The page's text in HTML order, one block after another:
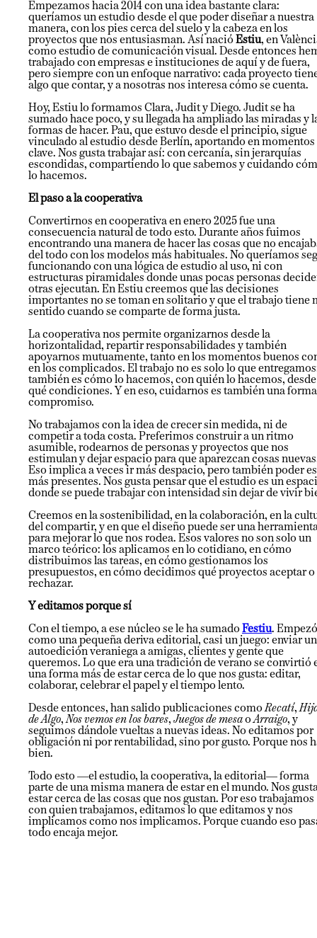
Empezamos hacia 2014 con una idea bastante clara:
queríamos un estudio desde el que poder diseñar a nuestra
manera, con los pies cerca del suelo y la cabeza en los
proyectos que nos entusiasman. Así nacióEstiu, en
como estudio de comunicación visual. Desde entonces
trabajado con empresas e instituciones de aquí y de fuera,
pero siempre con un enfoque narrativo: cada proyecto
algo que contar, y a nosotras nos interesa cómo se cuenta.
Hoy, Estiu lo formamos Clara, Judit y Diego. Judit se ha
sumado hace poco, y su llegada ha ampliado las miradas y
formas de hacer. Pau, que estuvo desde el principio, sigue
vinculado al estudio desde Berlín, aportando en momentos
clave. Nos gusta trabajar así: con cercanía, sin jerarquías
escondidas, compartiendo lo que sabemos y cuidando
lo hacemos.
El paso a la cooperativa
Convertirnos en cooperativa en enero 2025 fue una
consecuencia natural de todo esto. Durante años fuimos
encontrando una manera de hacer las cosas que no
del todo con los modelos más habituales. No queríamos
funcionando con una lógica de estudio al uso, ni con
estructuras piramidales donde unas pocas personas
otras ejecutan. En Estiu creemos que las decisiones
importantes no se toman en solitario y que el trabajo tiene
sentido cuando se comparte de forma justa.
La cooperativa nos permite organizarnos desde la
horizontalidad, repartir responsabilidades y también
apoyarnos mutuamente, tanto en los momentos buenos
en los complicados. El trabajo no es solo lo que
también es cómo lo hacemos, con quién lo hacemos, desde
qué condiciones. Y en eso, cuidarnos es también una
compromiso.
No trabajamos con la idea de crecer sin medida, ni de
competir a toda costa. Preferimos construir a un ritmo
asumible, rodearnos de personas y proyectos que nos
estimulan y dejar espacio para que aparezcan cosas
Eso implica a veces ir más despacio, pero también poder
más presentes. Nos gusta pensar que el estudio es un
donde se puede trabajar con intensidad sin dejar de vivir
Creemos en la sostenibilidad, en la colaboración, en la
del compartir, y en que el diseño puede ser una
para mejorar lo que nos rodea. Esos valores no son solo un
marco teórico: los aplicamos en lo cotidiano, en cómo
distribuimos las tareas, en cómo gestionamos los
presupuestos, en cómo decidimos qué proyectos aceptar o
rechazar.
Y editamos porque sí
Con el tiempo, a ese núcleo se le ha sumadoFestiu. Empezó
como una pequeña deriva editorial, casi un juego: enviar
autoedición veraniega a amigas, clientes y gente que
queremos. Lo que era una tradición de verano se convirtió
una forma más de estar cerca de lo que nos gusta: editar,
colaborar, celebrar el papel y el tiempo lento.
Desde entonces, han salido publicaciones comoRecatí,
de Algo,Nos vemos en los bares,Juegos de mesaoArraigo, y
seguimos dándole vueltas a nuevas ideas. No editamos por
obligación ni por rentabilidad, sino por gusto. Porque nos
bien.
Todo esto —el estudio, la cooperativa, la editorial— forma
parte de una misma manera de estar en el mundo. Nos
estar cerca de las cosas que nos gustan. Por eso trabajamos
con quien trabajamos, editamos lo que editamos y nos
implicamos como nos implicamos. Porque cuando eso
todo encaja mejor.